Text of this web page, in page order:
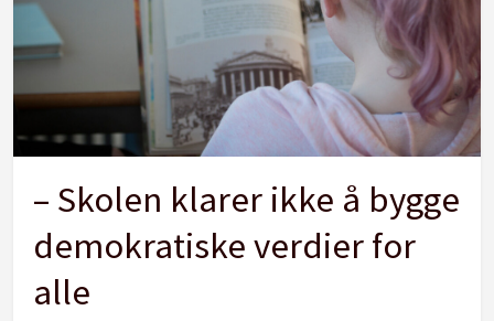
– Skolen klarer ikke å bygge
demokratiske verdier for
alle